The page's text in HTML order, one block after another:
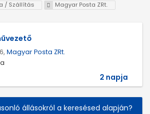
/ Szállítás
Magyar Posta ZRt.
Magyar Posta ZRt.
2 napja
állásokról a keresésed alapján?